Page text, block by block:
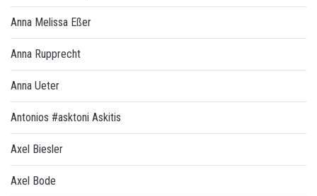
Anna Melissa Eßer
Anna Rupprecht
Anna Ueter
Antonios #asktoni Askitis
Axel Biesler
Axel Bode